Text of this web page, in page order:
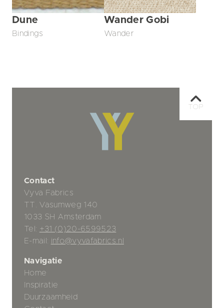
Dune
Bindings
Wander Gobi
Wander
Contact
Vyva Fabrics
TT. Vasumweg 140
1033 SH Amsterdam
Tel: +31 (0)20-6599523
E-mail: info@vyvafabrics.nl
Navigatie
Home
Inspiratie
Duurzaamheid
TOP